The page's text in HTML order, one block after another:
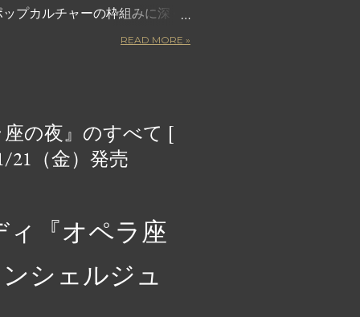
プカルチャーの枠組みに深く
気曲トップ 10 を詳しく紹介し
。長年のファンでも、クイー
た人でも、このリストには、
ンとしてのクイーンの遺産を
です。ロック、オペラ、ファ
イーンの音楽は、世代を超え
READ MORE »
の夜』のすべて [
21（金）発売
『オペラ座
シェルジュ